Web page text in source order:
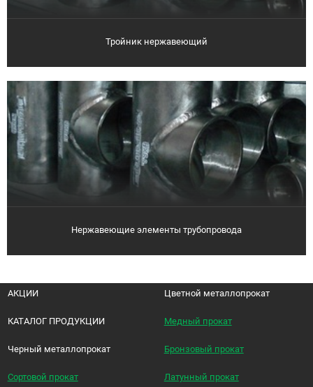
Тройник нержавеющий
Нержавеющие элементы трубопровода
АКЦИИ
КАТАЛОГ ПРОДУКЦИИ
Черный металлопрокат
Сортовой прокат
Цветной металлопрокат
Медный прокат
Бронзовый прокат
Латунный прокат